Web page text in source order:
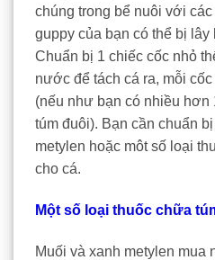
chúng trong bể nuôi với
guppy của bạn có thể bị lây
Chuẩn bị 1 chiếc cốc nhỏ
nước để tách cá ra, mỗi
(nếu như bạn có nhiều hơn
túm đuôi). Bạn cần chuẩn
metylen hoặc môt số loại
cho cá.
Một số loại thuốc chữa
Muối và xanh metylen mua